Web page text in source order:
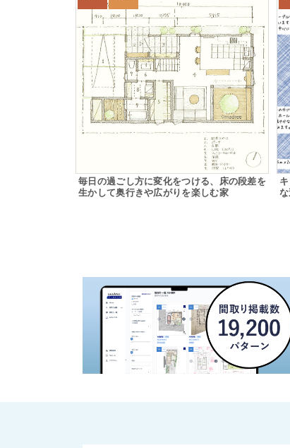
毎日の過ごし方に変化をつける、床の段差を
生かして奥行きや広がりを楽しむ家